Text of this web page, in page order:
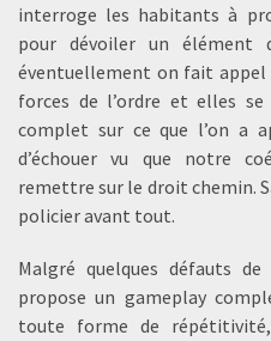
interroge les habitants à
pour dévoiler un élément
éventuellement on fait appel
forces de l’ordre et elles
complet sur ce que l’on a
d’échouer vu que notre
remettre sur le droit chemin.
policier avant tout.
Malgré quelques défauts
propose un gameplay
toute forme de